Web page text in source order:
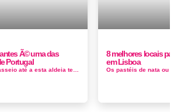
Ã© uma das
Portugal
E vale bem a pena um passeio até a esta aldeia templária. Tem paisagens lindíssimas e mesmo com a sua maior mediatizaç&ati...
8 melhores locais
em Lisboa